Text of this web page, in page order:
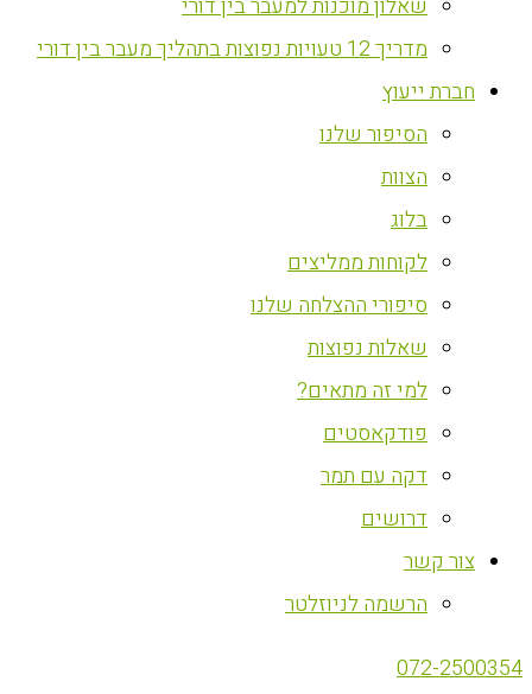
שאלון מוכנות למעבר בין דורי
מדריך 12 טעויות נפוצות בתהליך מעבר בין דורי
חברת ייעוץ
הסיפור שלנו
הצוות
בלוג
לקוחות ממליצים
סיפורי ההצלחה שלנו
שאלות נפוצות
למי זה מתאים?
פודקאסטים
דקה עם תמר
דרושים
צור קשר
הרשמה לניוזלטר
072-2500354